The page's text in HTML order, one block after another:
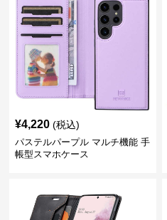
¥4,220 (税込)
パステルパープル マルチ機能 手
帳型スマホケース